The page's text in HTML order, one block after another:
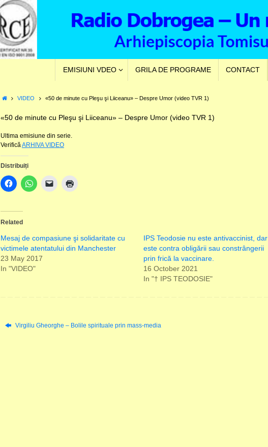
EMISIUNI VDEO GRILA DE PROGRAME CONTACT
HomeVIDEO «50 de minute cu Pleşu şi Liiceanu» – Despre Umor (video TVR 1)
«50 de minute cu Pleşu şi Liiceanu» – Despre Umor (video TVR 1)
Ultima emisiune din serie.
VerificăARHIVA VIDEO
Distribuiți
Related
Mesaj de compasiune şi solidaritate cu
victimele atentatului din Manchester
23 May 2017
In "VIDEO"
IPS Teodosie nu este antivaccinist, dar
este contra obligării sau constrângerii
prin frică la vaccinare.
16 October 2021
In "† IPS TEODOSIE"
Virgiliu Gheorghe – Bolile spirituale prin mass-media